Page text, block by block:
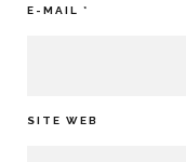
E-MAIL *
SITE WEB